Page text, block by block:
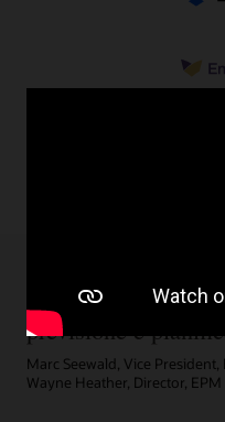
5 cose che una
previsione e
Marc Seewald, Vice
Wayne Heather, Director,